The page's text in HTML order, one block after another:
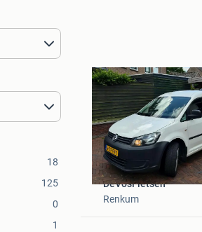
18
125
0
1
DeVosFietsen
Renkum